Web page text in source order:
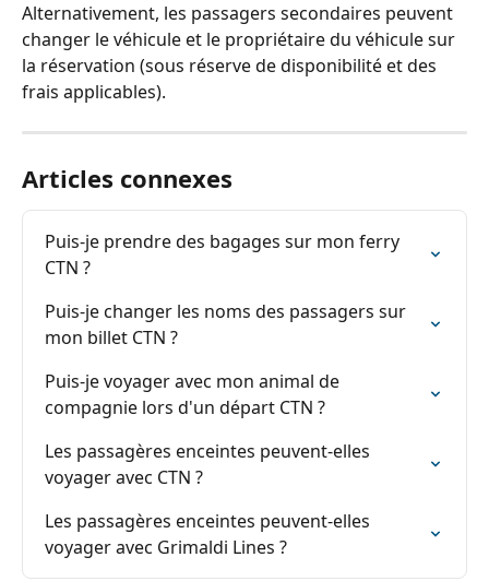
Alternativement, les passagers secondaires peuvent
changer le véhicule et le propriétaire du véhicule sur
la réservation (sous réserve de disponibilité et des
frais applicables).
Articles connexes
Puis-je prendre des bagages sur mon ferry
CTN ?
Puis-je changer les noms des passagers sur
mon billet CTN ?
Puis-je voyager avec mon animal de
compagnie lors d'un départ CTN ?
Les passagères enceintes peuvent-elles
voyager avec CTN ?
Les passagères enceintes peuvent-elles
voyager avec Grimaldi Lines ?